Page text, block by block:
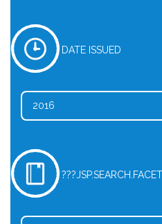
DATE ISSUED
2016